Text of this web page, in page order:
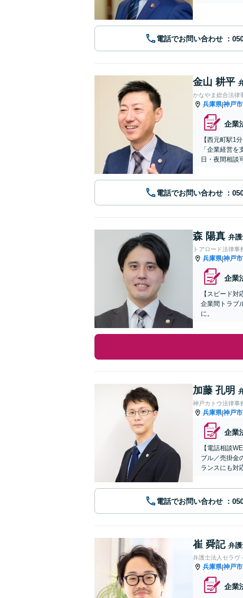
電話でお問い合わせ
金山 耕平
かなやま総合法律
兵庫県|神戸
企業
【​西元町駅1
「企業経営
日・夜間相談
電話でお問い合わせ
森 陽真 弁
トアロード法律事
兵庫県|神戸
企業
【スピード
企業間トラブ
に。
加藤 孔明
神戸カトウ法律事
兵庫県|神戸
企業
【電話相談
ブル／売掛金
ランスにも対
電話でお問い合わせ
崔 舜記 弁
弁護士法人セラヴ
兵庫県|神戸
企業